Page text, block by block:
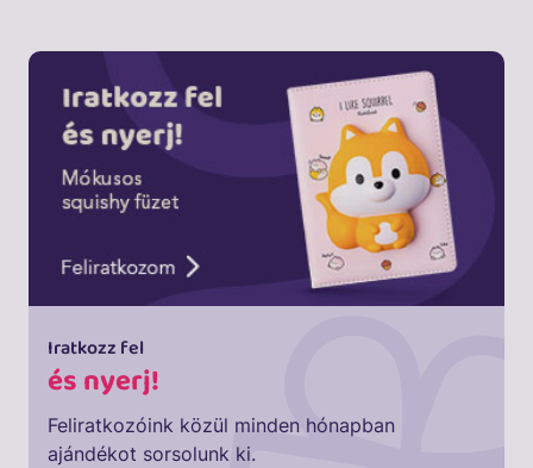
Iratkozz fel
és nyerj!
Feliratkozóink közül minden hónapban
ajándékot sorsolunk ki.